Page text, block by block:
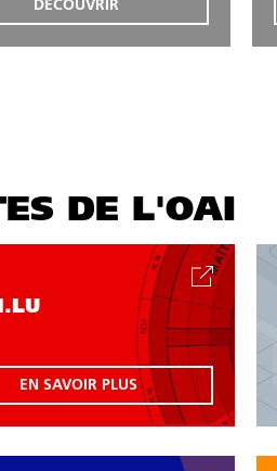
DÉCOUVRIR
DE L'OAI
EN SAVOIR PLUS